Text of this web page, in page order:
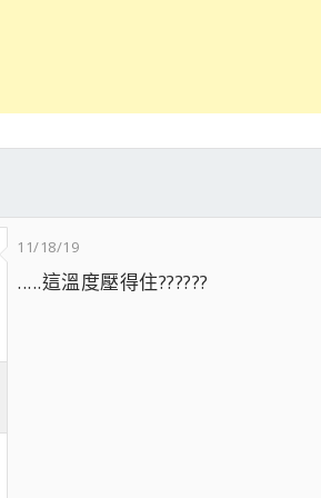
11/18/19
.....這溫度壓得住??????